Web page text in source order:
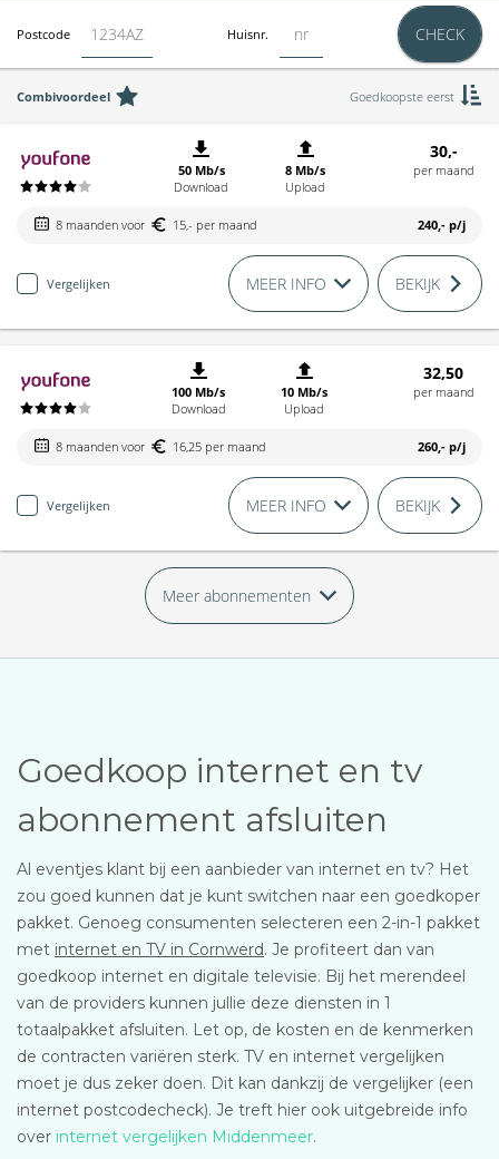
Postcode Huisnr. CHECK
Combivoordeel Goedkoopste eerst
50 Mb/s
Download
8 Mb/s
Upload
30,-
per maand
8 maanden voor 15,- per maand 240,- p/j
Vergelijken MEER INFO BEKIJK
100 Mb/s
Download
10 Mb/s
Upload
32,50
per maand
8 maanden voor 16,25 per maand 260,- p/j
Vergelijken MEER INFO BEKIJK
Meer abonnementen
Goedkoop internet en tv
abonnement afsluiten
Al eventjes klant bij een aanbieder van internet en tv? Het
zou goed kunnen dat je kunt switchen naar een goedkoper
pakket. Genoeg consumenten selecteren een 2-in-1 pakket
met internet en TV in Cornwerd. Je profiteert dan van
goedkoop internet en digitale televisie. Bij het merendeel
van de providers kunnen jullie deze diensten in 1
totaalpakket afsluiten. Let op, de kosten en de kenmerken
de contracten variëren sterk. TV en internet vergelijken
moet je dus zeker doen. Dit kan dankzij de vergelijker (een
internet postcodecheck). Je treft hier ook uitgebreide info
over internet vergelijken Middenmeer.